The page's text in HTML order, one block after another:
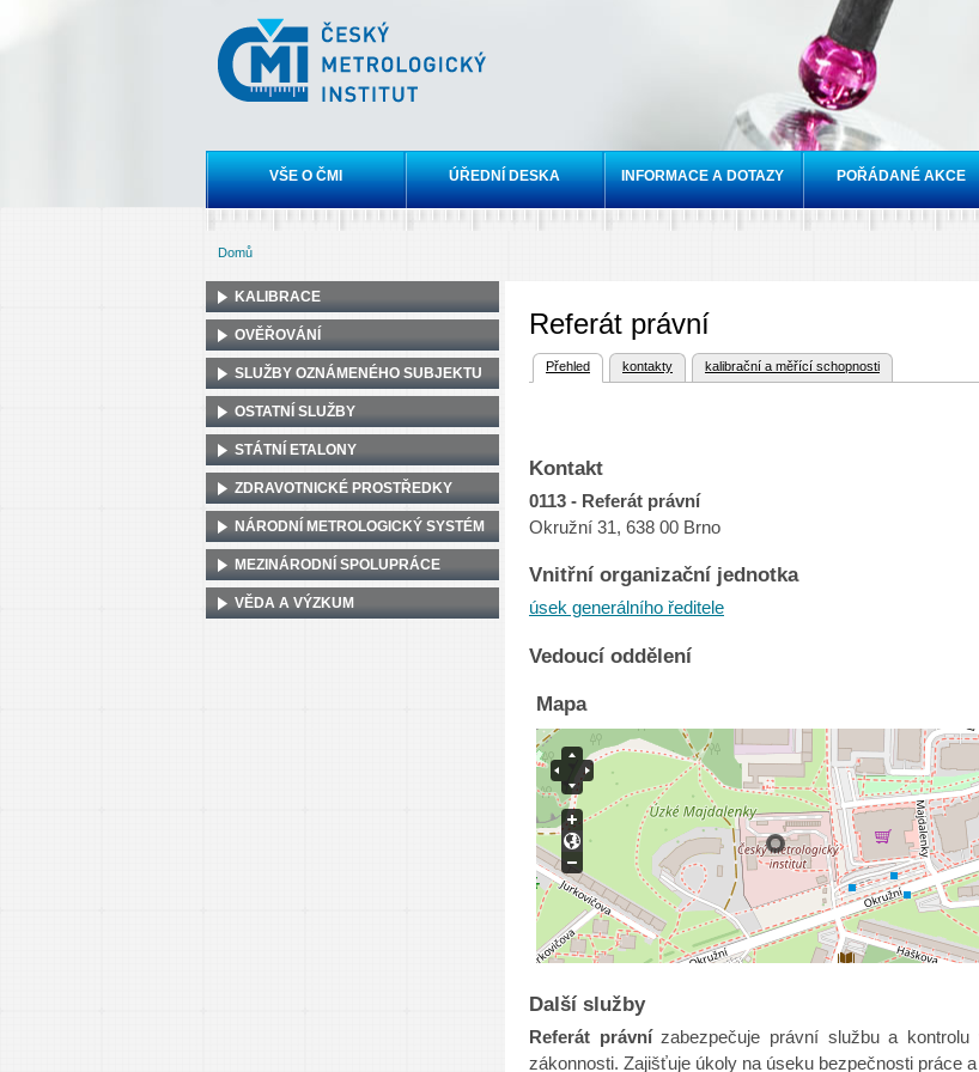
Český
metrologický
institut
Hlavní menu
VŠE O ČMI ÚŘEDNÍ DESKA INFORMACE A DOTAZY POŘÁDANÉ AKCE
Domů
Referát právní
Hlavní záložky
Přehled
(aktivní záložka) kontakty kalibrační a měřící schopnosti
Kontakt
0113 - Referát právní
Okružní 31, 638 00 Brno
Vnitřní organizační jednotka
úsek generálního ředitele
Vedoucí oddělení
Mapa
Další služby
Referát právnízabezpečuje právní službu a kontrolu
zákonnosti. Zajišťuje úkoly na úseku bezpečnosti práce
KALIBRACE
OVĚŘOVÁNÍ
SLUŽBY OZNÁMENÉHO SUBJEKTU
OSTATNÍ SLUŽBY
STÁTNÍ ETALONY
ZDRAVOTNICKÉ PROSTŘEDKY
NÁRODNÍ METROLOGICKÝ SYSTÉM
MEZINÁRODNÍ SPOLUPRÁCE
VĚDA A VÝZKUM